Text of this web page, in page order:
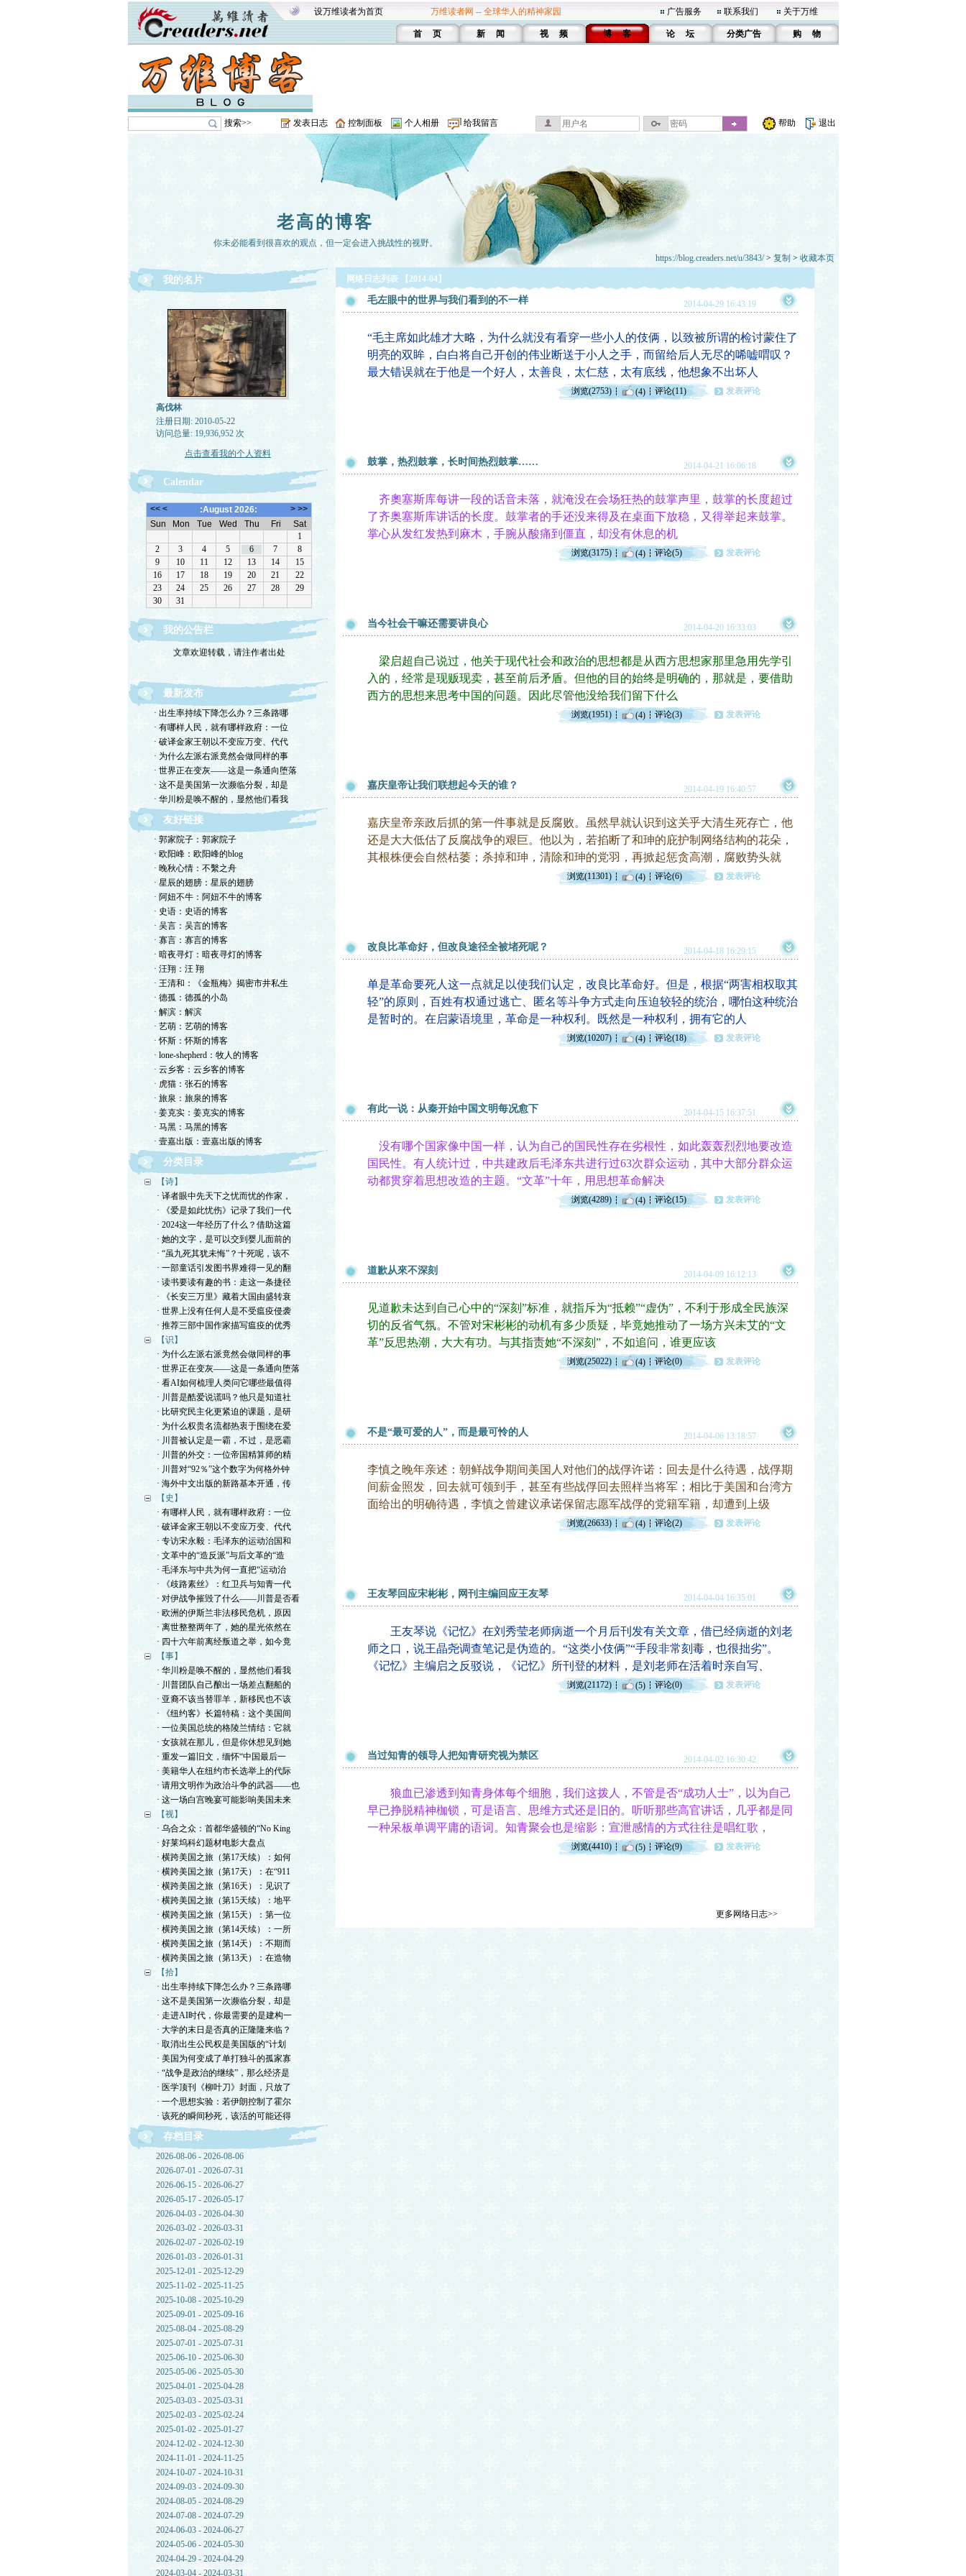
设万维读者为首页 万维读者网 -- 全球华人的精神家园 广告服务 联系我们 关于万维
首 页 新 闻 视 频 博 客 论 坛 分类广告 购 物
搜索>> 发表日志 控制面板 个人相册 给我留言 帮助 退出
老高的博客
你未必能看到很喜欢的观点，但一定会进入挑战性的视野。
https://blog.creaders.net/u/3843/> 复制 > 收藏本页
我的名片
高伐林
注册日期: 2010-05-22
访问总量: 19,936,952 次
点击查看我的个人资料
Calendar
我的公告栏
文章欢迎转载，请注作者出处
最新发布
· 出生率持续下降怎么办？三条路哪
· 有哪样人民，就有哪样政府：一位
· 破译金家王朝以不变应万变、代代
· 为什么左派右派竟然会做同样的事
· 世界正在变灰——这是一条通向堕落
· 这不是美国第一次濒临分裂，却是
· 华川粉是唤不醒的，显然他们看我
友好链接
· 郭家院子：郭家院子
· 欧阳峰：欧阳峰的blog
· 晚秋心情：不繫之舟
· 星辰的翅膀：星辰的翅膀
· 阿妞不牛：阿妞不牛的博客
· 史语：史语的博客
· 吴言：吴言的博客
· 寡言：寡言的博客
· 暗夜寻灯：暗夜寻灯的博客
· 汪翔：汪 翔
· 王清和：《金瓶梅》揭密市井私生
· 德孤：德孤的小岛
· 解滨：解滨
· 艺萌：艺萌的博客
· 怀斯：怀斯的博客
· lone-shepherd：牧人的博客
· 云乡客：云乡客的博客
· 虎猫：张石的博客
· 旅泉：旅泉的博客
· 姜克实：姜克实的博客
· 马黑：马黑的博客
· 壹嘉出版：壹嘉出版的博客
分类目录
【诗】
· 译者眼中先天下之忧而忧的作家，
· 《爱是如此忧伤》记录了我们一代
· 2024这一年经历了什么？借助这篇
· 她的文字，是可以交到婴儿面前的
· “虽九死其犹未悔”？十死呢，该不
· 一部童话引发图书界难得一见的翻
· 读书要读有趣的书：走这一条捷径
· 《长安三万里》藏着大国由盛转衰
· 世界上没有任何人是不受瘟疫侵袭
· 推荐三部中国作家描写瘟疫的优秀
【识】
· 为什么左派右派竟然会做同样的事
· 世界正在变灰——这是一条通向堕落
· 看AI如何梳理人类问它哪些最值得
· 川普是酷爱说谎吗？他只是知道社
· 比研究民主化更紧迫的课题，是研
· 为什么权贵名流都热衷于围绕在爱
· 川普被认定是一霸，不过，是恶霸
· 川普的外交：一位帝国精算师的精
· 川普对“92％”这个数字为何格外钟
· 海外中文出版的新路基本开通，传
【史】
· 有哪样人民，就有哪样政府：一位
· 破译金家王朝以不变应万变、代代
· 专访宋永毅：毛泽东的运动治国和
· 文革中的“造反派”与后文革的“造
· 毛泽东与中共为何一直把“运动治
· 《歧路素丝》：红卫兵与知青一代
· 对伊战争摧毁了什么——川普是否看
· 欧洲的伊斯兰非法移民危机，原因
· 离世整整两年了，她的星光依然在
· 四十六年前离经叛道之举，如今竟
【事】
· 华川粉是唤不醒的，显然他们看我
· 川普团队自己酿出一场差点翻船的
· 亚裔不该当替罪羊，新移民也不该
· 《纽约客》长篇特稿：这个美国间
· 一位美国总统的格陵兰情结：它就
· 女孩就在那儿，但是你休想见到她
· 重发一篇旧文，缅怀“中国最后一
· 美籍华人在纽约市长选举上的代际
· 请用文明作为政治斗争的武器——也
· 这一场白宫晚宴可能影响美国未来
【视】
· 乌合之众：首都华盛顿的“No King
· 好莱坞科幻题材电影大盘点
· 横跨美国之旅（第17天续）：如何
· 横跨美国之旅（第17天）：在“911
· 横跨美国之旅（第16天）：见识了
· 横跨美国之旅（第15天续）：地平
· 横跨美国之旅（第15天）：第一位
· 横跨美国之旅（第14天续）：一所
· 横跨美国之旅（第14天）：不期而
· 横跨美国之旅（第13天）：在造物
【拾】
· 出生率持续下降怎么办？三条路哪
· 这不是美国第一次濒临分裂，却是
· 走进AI时代，你最需要的是建构一
· 大学的末日是否真的正隆隆来临？
· 取消出生公民权是美国版的“计划
· 美国为何变成了单打独斗的孤家寡
· “战争是政治的继续”，那么经济是
· 医学顶刊《柳叶刀》封面，只放了
· 一个思想实验：若伊朗控制了霍尔
· 该死的瞬间秒死，该活的可能还得
存档目录
2026-08-06 - 2026-08-06
2026-07-01 - 2026-07-31
2026-06-15 - 2026-06-27
2026-05-17 - 2026-05-17
2026-04-03 - 2026-04-30
2026-03-02 - 2026-03-31
2026-02-07 - 2026-02-19
2026-01-03 - 2026-01-31
2025-12-01 - 2025-12-29
2025-11-02 - 2025-11-25
2025-10-08 - 2025-10-29
2025-09-01 - 2025-09-16
2025-08-04 - 2025-08-29
2025-07-01 - 2025-07-31
2025-06-10 - 2025-06-30
2025-05-06 - 2025-05-30
2025-04-01 - 2025-04-28
2025-03-03 - 2025-03-31
2025-02-03 - 2025-02-24
2025-01-02 - 2025-01-27
2024-12-02 - 2024-12-30
2024-11-01 - 2024-11-25
2024-10-07 - 2024-10-31
2024-09-03 - 2024-09-30
2024-08-05 - 2024-08-29
2024-07-08 - 2024-07-29
2024-06-03 - 2024-06-27
2024-05-06 - 2024-05-30
2024-04-29 - 2024-04-29
2024-03-04 - 2024-03-31
网络日志列表 【2014-04】
毛左眼中的世界与我们看到的不一样 2014-04-29 16:43:19
“毛主席如此雄才大略，为什么就没有看穿一些小人的伎俩，以致被所谓的检讨蒙住了
明亮的双眸，白白将自己开创的伟业断送于小人之手，而留给后人无尽的唏嘘喟叹？
最大错误就在于他是一个好人，太善良，太仁慈，太有底线，他想象不出坏人
浏览(2753) (4) 评论(11) 发表评论
鼓掌，热烈鼓掌，长时间热烈鼓掌…… 2014-04-21 16:06:18
齐奧塞斯库每讲一段的话音未落，就淹没在会场狂热的鼓掌声里，鼓掌的长度超过
了齐奥塞斯库讲话的长度。鼓掌者的手还没来得及在桌面下放稳，又得举起来鼓掌。
掌心从发红发热到麻木，手腕从酸痛到僵直，却没有休息的机
浏览(3175) (4) 评论(5) 发表评论
当今社会干嘛还需要讲良心 2014-04-20 16:33:03
梁启超自己说过，他关于现代社会和政治的思想都是从西方思想家那里急用先学引
入的，经常是现贩现卖，甚至前后矛盾。但他的目的始终是明确的，那就是，要借助
西方的思想来思考中国的问题。因此尽管他没给我们留下什么
浏览(1951) (4) 评论(3) 发表评论
嘉庆皇帝让我们联想起今天的谁？ 2014-04-19 16:40:57
嘉庆皇帝亲政后抓的第一件事就是反腐败。虽然早就认识到这关乎大清生死存亡，他
还是大大低估了反腐战争的艰巨。他以为，若掐断了和珅的庇护制网络结构的花朵，
其根株便会自然枯萎；杀掉和珅，清除和珅的党羽，再掀起惩贪高潮，腐败势头就
浏览(11301) (4) 评论(6) 发表评论
改良比革命好，但改良途径全被堵死呢？ 2014-04-18 16:29:15
单是革命要死人这一点就足以使我们认定，改良比革命好。但是，根据“两害相权取其
轻”的原则，百姓有权通过逃亡、匿名等斗争方式走向压迫较轻的统治，哪怕这种统治
是暂时的。在启蒙语境里，革命是一种权利。既然是一种权利，拥有它的人
浏览(10207) (4) 评论(18) 发表评论
有此一说：从秦开始中国文明每况愈下 2014-04-15 16:37:51
没有哪个国家像中国一样，认为自己的国民性存在劣根性，如此轰轰烈烈地要改造
国民性。有人统计过，中共建政后毛泽东共进行过63次群众运动，其中大部分群众运
动都贯穿着思想改造的主题。“文革”十年，用思想革命解决
浏览(4289) (4) 评论(15) 发表评论
道歉从來不深刻 2014-04-09 16:12:13
见道歉未达到自己心中的“深刻”标准，就指斥为“抵赖”“虚伪”，不利于形成全民族深
切的反省气氛。不管对宋彬彬的动机有多少质疑，毕竟她推动了一场方兴未艾的“文
革”反思热潮，大大有功。与其指责她“不深刻”，不如追问，谁更应该
浏览(25022) (4) 评论(0) 发表评论
不是“最可爱的人”，而是最可怜的人 2014-04-06 13:18:57
李慎之晚年亲述：朝鲜战争期间美国人对他们的战俘许诺：回去是什么待遇，战俘期
间薪金照发，回去就可领到手，甚至有些战俘回去照样当将军；相比于美国和台湾方
面给出的明确待遇，李慎之曾建议承诺保留志愿军战俘的党籍军籍，却遭到上级
浏览(26633) (4) 评论(2) 发表评论
王友琴回应宋彬彬，网刊主编回应王友琴 2014-04-04 16:35:01
王友琴说《记忆》在刘秀莹老师病逝一个月后刊发有关文章，借已经病逝的刘老
师之口，说王晶尧调查笔记是伪造的。“这类小伎俩”“手段非常刻毒，也很拙劣”。
《记忆》主编启之反驳说，《记忆》所刊登的材料，是刘老师在活着时亲自写、
浏览(21172) (5) 评论(0) 发表评论
当过知青的领导人把知青研究视为禁区 2014-04-02 16:30:42
狼血已渗透到知青身体每个细胞，我们这拨人，不管是否“成功人士”，以为自己
早已挣脱精神枷锁，可是语言、思维方式还是旧的。听听那些高官讲话，几乎都是同
一种呆板单调平庸的语词。知青聚会也是缩影：宣泄感情的方式往往是唱红歌，
浏览(4410) (5) 评论(9) 发表评论
更多网络日志>>